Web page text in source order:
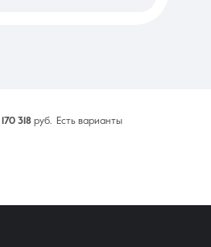
170 318 руб. Есть варианты